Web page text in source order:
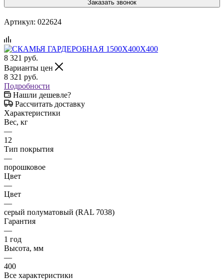
Заказать звонок
Артикул: 022624
8 321 руб.
Варианты цен
8 321 руб.
Подробности
Нашли дешевле?
Рассчитать доставку
Характеристики
Вес, кг
—
12
Тип покрытия
—
порошковое
Цвет
—
Цвет
—
серый полуматовый (RAL 7038)
Гарантия
—
1 год
Высота, мм
—
400
Все характеристики